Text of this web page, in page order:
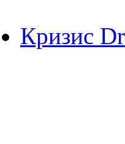
Кризис